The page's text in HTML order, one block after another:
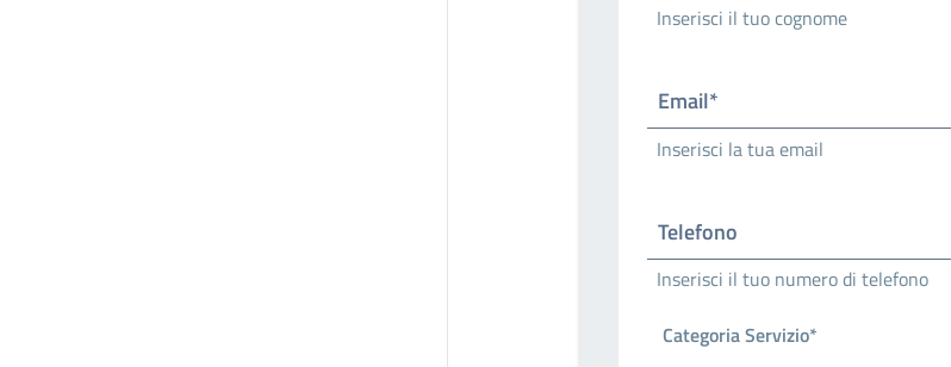
Inserisci il tuo cognome
Email*
Inserisci la tua email
Telefono
Inserisci il tuo numero di telefono
Categoria Servizio*